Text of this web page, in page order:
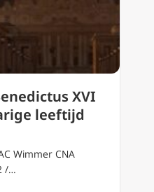
XVI
leeftijd
Wimmer CNA
/…